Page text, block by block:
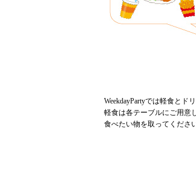
WeekdayPartyでは軽食とド
軽食は各テーブルにご用意
食べたい物を取ってください